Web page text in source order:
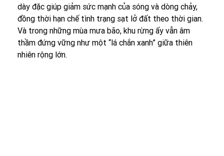
dày đặc giúp giảm sức mạnh của sóng và dòng chảy,
đồng thời hạn chế tình trạng sạt lở đất theo thời gian.
Và trong những mùa mưa bão, khu rừng ấy vẫn âm
thầm đứng vững như một “lá chắn xanh” giữa thiên
nhiên rộng lớn.